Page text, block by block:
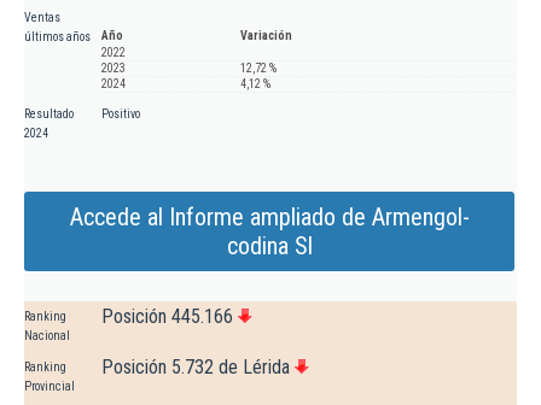
Ventas
últimos años
Año
Variación
2022
2023
12,72 %
2024
4,12 %
Resultado
2024
Positivo
Accede al Informe ampliado de Armengol-
codina Sl
Ranking
Nacional
Posición 445.166
Ranking
Provincial
Posición 5.732 de Lérida